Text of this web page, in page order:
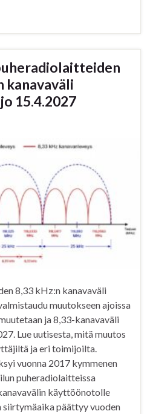
kanavaväli
15.4.2027
8,33 kHz:n kanavaväli
muutokseen ajoissa
ja 8,33-kanavaväli
Lue uutisesta, mitä muutos
ja eri toimijoilta.
vuonna 2017 kymmenen
puheradiolaitteissa
käyttöönotolle
siirtymäaika päättyy vuoden